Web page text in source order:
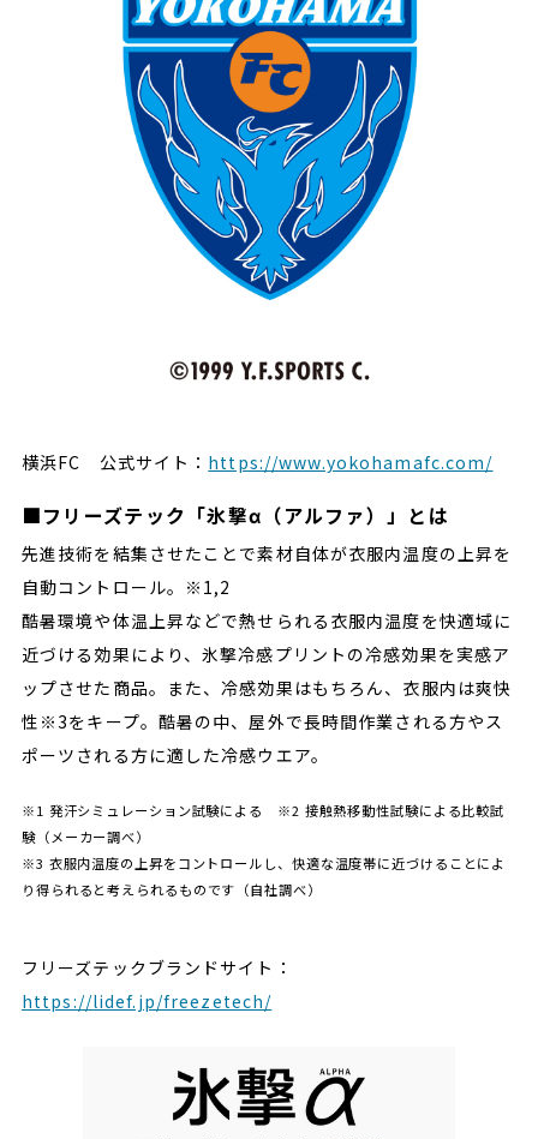
横浜FC 公式サイト： https://www.yokohamafc.com/
■フリーズテック「氷撃α（アルファ）」とは
先進技術を結集させたことで素材自体が衣服内温度の上昇を
自動コントロール。※1,2
酷暑環境や体温上昇などで熱せられる衣服内温度を快適域に
近づける効果により、氷撃冷感プリントの冷感効果を実感ア
ップさせた商品。また、冷感効果はもちろん、衣服内は爽快
性※3をキープ。酷暑の中、屋外で長時間作業される方やス
ポーツされる方に適した冷感ウエア。
※1 発汗シミュレーション試験による ※2 接触熱移動性試験による比較試
験（メーカー調べ）
※3 衣服内温度の上昇をコントロールし、快適な温度帯に近づけることによ
り得られると考えられるものです（自社調べ）
フリーズテックブランドサイト：
https://lidef.jp/freezetech/